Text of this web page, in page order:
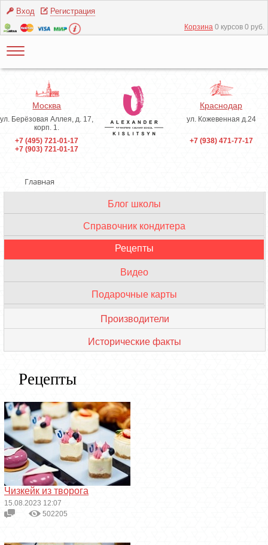
Вход Регистрация
Корзина 0 курсов 0 руб.
Москва
ул. Берёзовая Аллея, д. 17,
корп. 1.
+7 (495) 721-01-17
+7 (903) 721-01-17
Краснодар
ул. Кожевенная д.24
+7 (938) 471-77-17
Главная
Блог школы
Справочник кондитера
Рецепты
Видео
Подарочные карты
Инструменты
Ингредиенты
Профессиональные термины
VIP мастера
Обзор кондитерских
Производители
Исторические факты
Рецепты
Чизкейк из творога
15.08.2023 12:07
502205